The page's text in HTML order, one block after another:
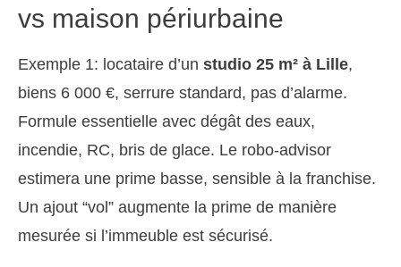
vs maison périurbaine
Exemple 1: locataire d’un studio 25 m² à Lille,
biens 6 000 €, serrure standard, pas d’alarme.
Formule essentielle avec dégât des eaux,
incendie, RC, bris de glace. Le robo-advisor
estimera une prime basse, sensible à la franchise.
Un ajout “vol” augmente la prime de manière
mesurée si l’immeuble est sécurisé.